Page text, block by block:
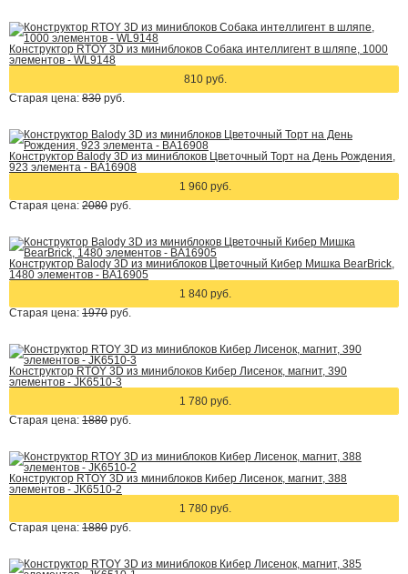
Конструктор RTOY 3D из миниблоков Собака интеллигент в шляпе, 1000
элементов - WL9148
810 руб.
Старая цена: 830 руб.
Конструктор Balody 3D из миниблоков Цветочный Торт на День Рождения,
923 элемента - BA16908
1 960 руб.
Старая цена: 2080 руб.
Конструктор Balody 3D из миниблоков Цветочный Кибер Мишка BearBrick,
1480 элементов - BA16905
1 840 руб.
Старая цена: 1970 руб.
Конструктор RTOY 3D из миниблоков Кибер Лисенок, магнит, 390
элементов - JK6510-3
1 780 руб.
Старая цена: 1880 руб.
Конструктор RTOY 3D из миниблоков Кибер Лисенок, магнит, 388
элементов - JK6510-2
1 780 руб.
Старая цена: 1880 руб.